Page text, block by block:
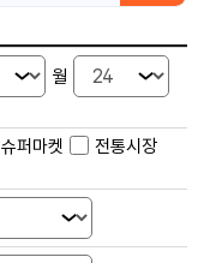
월
슈퍼마켓
전통시장